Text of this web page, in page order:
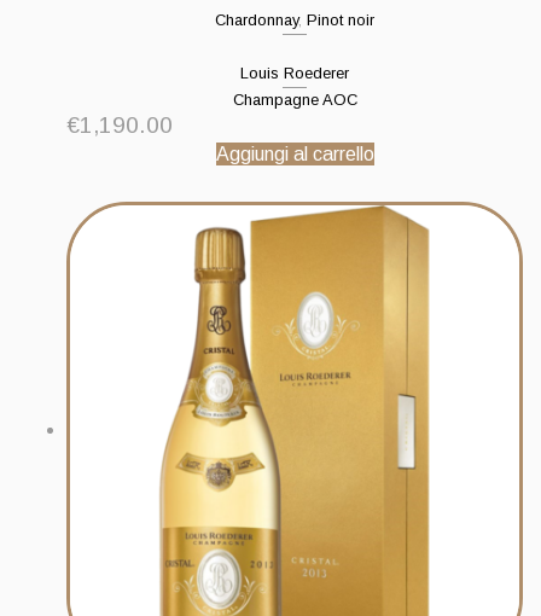
Chardonnay, Pinot noir
Louis Roederer
Champagne AOC
€1,190.00
Aggiungi al carrello